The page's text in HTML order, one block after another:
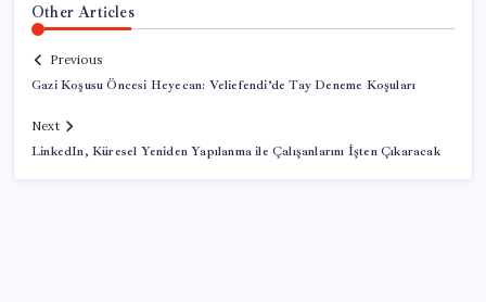
Other Articles
Previous
Gazi Koşusu Öncesi Heyecan: Veliefendi’de Tay Deneme Koşuları
Next
LinkedIn, Küresel Yeniden Yapılanma ile Çalışanlarını İşten Çıkaracak